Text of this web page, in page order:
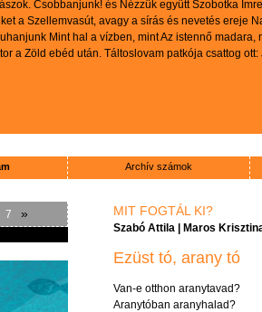
. Csobbanjunk! és Nézzük együtt Szobotka Imre
a Szellemvasút, avagy a sírás és nevetés ereje
Mint hal a vízben, mintAz istennő madara,
a Zöld ebéd után. Táltoslovam patkója csattog ott:
Archív számok
7 » MIT FOGTÁL KI?
Szabó Attila Maros
Ezüst tó, arany tó
Van-e otthon aranytavad?
Aranytóban aranyhalad?